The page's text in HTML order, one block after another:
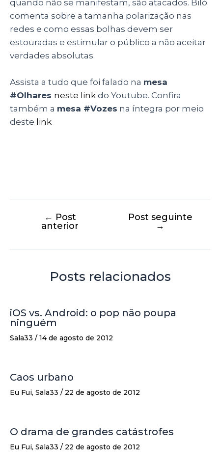
quando não se manifestam, são atacados. Biló
comenta sobre a tamanha polarização nas
redes e como essas bolhas devem ser
estouradas e estimular o público a não aceitar
verdades absolutas.
Assista a tudo que foi falado na mesa
#Olhares neste link do Youtube. Confira
também a mesa #Vozes na íntegra por meio
deste link
← Post
anterior
Post seguinte
→
Posts relacionados
iOS vs. Android: o pop não poupa
ninguém
Sala33 / 14 de agosto de 2012
Caos urbano
Eu Fui, Sala33 / 22 de agosto de 2012
O drama de grandes catástrofes
Eu Fui, Sala33 / 22 de agosto de 2012